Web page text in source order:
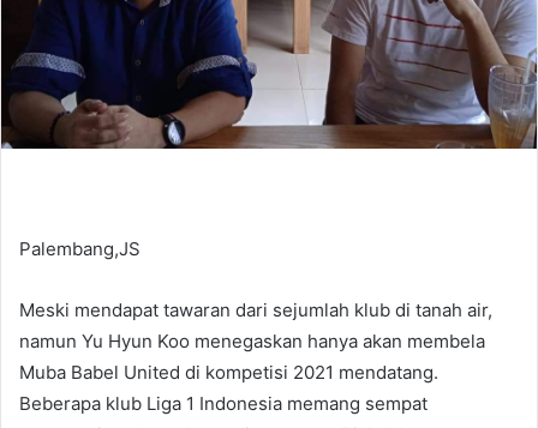
Palembang,JS
Meski mendapat tawaran dari sejumlah klub di tanah air,
namun Yu Hyun Koo menegaskan hanya akan membela
Muba Babel United di kompetisi 2021 mendatang.
Beberapa klub Liga 1 Indonesia memang sempat